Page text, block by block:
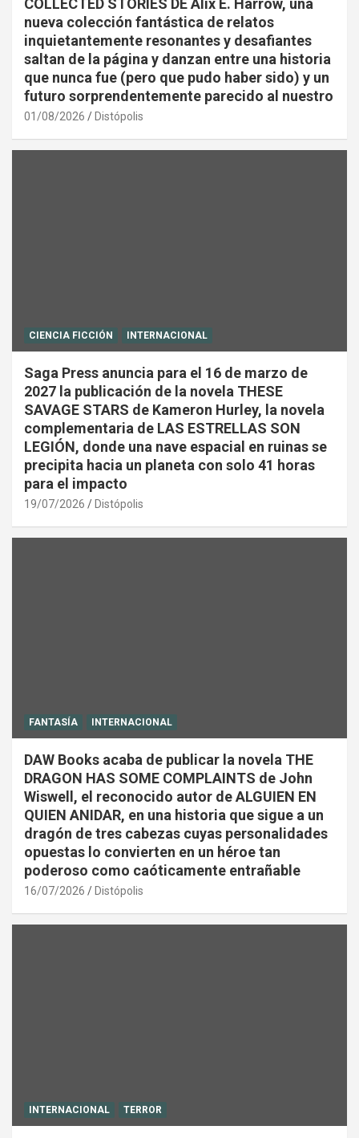
COLLECTED STORIES DE Alix E. Harrow, una
nueva colección fantástica de relatos
inquietantemente resonantes y desafiantes
saltan de la página y danzan entre una historia
que nunca fue (pero que pudo haber sido) y un
futuro sorprendentemente parecido al nuestro
01/08/2026 Distópolis
CIENCIA FICCIÓN INTERNACIONAL
Saga Press anuncia para el 16 de marzo de
2027 la publicación de la novela THESE
SAVAGE STARS de Kameron Hurley, la novela
complementaria de LAS ESTRELLAS SON
LEGIÓN, donde una nave espacial en ruinas se
precipita hacia un planeta con solo 41 horas
para el impacto
19/07/2026 Distópolis
FANTASÍA INTERNACIONAL
DAW Books acaba de publicar la novela THE
DRAGON HAS SOME COMPLAINTS de John
Wiswell, el reconocido autor de ALGUIEN EN
QUIEN ANIDAR, en una historia que sigue a un
dragón de tres cabezas cuyas personalidades
opuestas lo convierten en un héroe tan
poderoso como caóticamente entrañable
16/07/2026 Distópolis
INTERNACIONAL TERROR